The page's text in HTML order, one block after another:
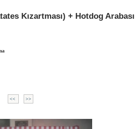
Kızartması) + Hotdog Arabası
<< >>